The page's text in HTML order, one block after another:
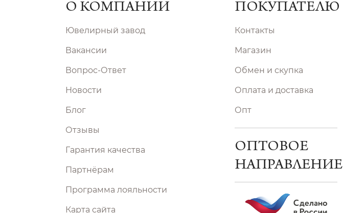
О КОМПАНИИ
Ювелирный завод
Вакансии
Вопрос-Ответ
Новости
Блог
Отзывы
Гарантия качества
Партнёрам
Программа лояльности
Карта сайта
ПОКУПАТЕЛЮ
Контакты
Магазин
Обмен и скупка
Оплата и доставка
Опт
ОПТОВОЕ
НАПРАВЛЕНИЕ